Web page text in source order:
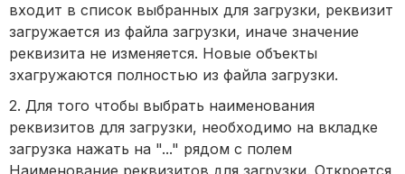
входит в список выбранных для загрузки, реквизит
загружается из файла загрузки, иначе значение
реквизита не изменяется. Новые объекты
зхагружаются полностью из файла загрузки.
2. Для того чтобы выбрать наименования
реквизитов для загрузки, необходимо на вкладке
загрузка нажать на "..." рядом с полем